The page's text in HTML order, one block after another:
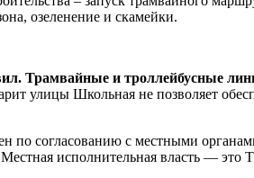
озеленение и скамейки.
Трамвайные и троллейбусные
улицы Школьная не позволяет
по согласованию с местными
исполнительная власть — это